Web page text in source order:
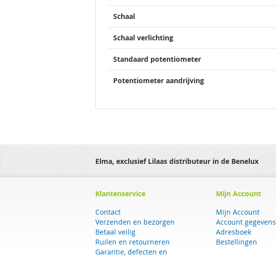
Schaal
Schaal verlichting
Standaard potentiometer
Potentiometer aandrijving
Elma, exclusief Lilaas distributeur in de Benelux
Klantenservice
Contact
Verzenden en bezorgen
Betaal veilig
Ruilen en retourneren
Garantie, defecten en
Mijn Account
Mijn Account
Account gegevens
Adresboek
Bestellingen